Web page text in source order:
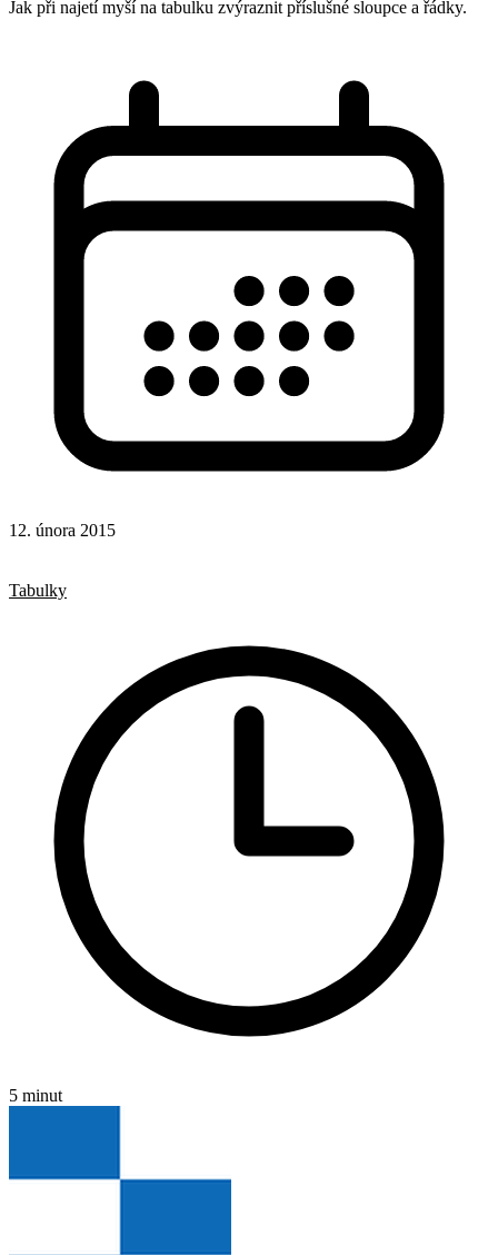
Jak při najetí myší na tabulku zvýraznit příslušné sloupce a řádky.
12. února 2015
Tabulky
5 minut